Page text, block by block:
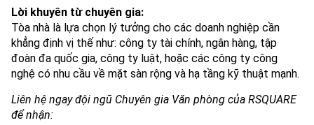
Lời khuyên từ chuyên gia:
Tòa nhà là lựa chọn lý tưởng cho các doanh nghiệp cần
khẳng định vị thế như: công ty tài chính, ngân hàng, tập
đoàn đa quốc gia, công ty luật, hoặc các công ty công
nghệ có nhu cầu về mặt sàn rộng và hạ tầng kỹ thuật mạnh.
Liên hệ ngay đội ngũ Chuyên gia Văn phòng của RSQUARE
để nhận: